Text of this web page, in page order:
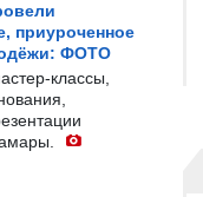
приуроченное
ФОТО
классы,